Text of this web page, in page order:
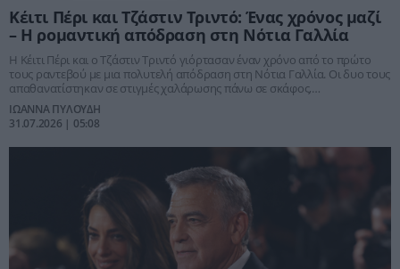
Κέιτι Πέρι και Τζάστιν Τριντό: Ένας χρόνος μαζί
– Η ρομαντική απόδραση στη Νότια Γαλλία
Η Κέιτι Πέρι και ο Τζάστιν Τριντό γιόρτασαν έναν χρόνο από το πρώτο
τους ραντεβού με μια πολυτελή απόδραση στη Νότια Γαλλία. Οι δυο τους
απαθανατίστηκαν σε στιγμές χαλάρωσης πάνω σε σκάφος,
επιβεβαιώνοντας ότι η σχέση τους παραμένει πιο δυνατή από ποτέ.
ΙΩΑΝΝΑ ΠΥΛΟΥΔΗ
31.07.2026 | 05:08